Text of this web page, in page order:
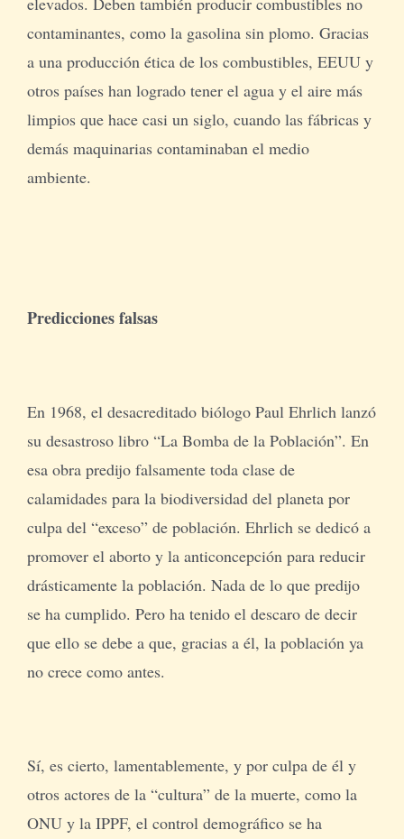
contaminantes, como la gasolina sin plomo. Gracias
a una producción ética de los combustibles, EEUU y
otros países han logrado tener el agua y el aire más
limpios que hace casi un siglo, cuando las fábricas y
demás maquinarias contaminaban el medio
ambiente.
Predicciones falsas
En 1968, el desacreditado biólogo Paul Ehrlich lanzó
su desastroso libro “La Bomba de la Población”. En
esa obra predijo falsamente toda clase de
calamidades para la biodiversidad del planeta por
culpa del “exceso” de población. Ehrlich se dedicó a
promover el aborto y la anticoncepción para reducir
drásticamente la población. Nada de lo que predijo
se ha cumplido. Pero ha tenido el descaro de decir
que ello se debe a que, gracias a él, la población ya
no crece como antes.
Sí, es cierto, lamentablemente, y por culpa de él y
otros actores de la “cultura” de la muerte, como la
ONU y la IPPF, el control demográfico se ha